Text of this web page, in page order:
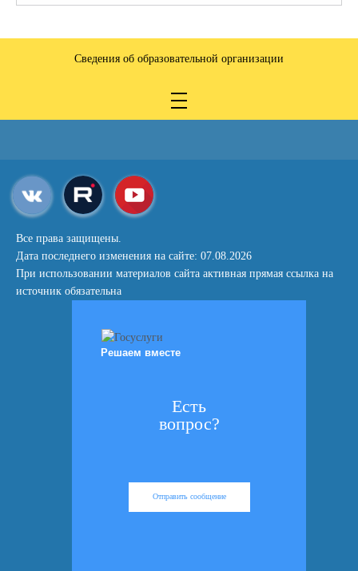
Сведения об образовательной организации
Все права защищены.
Дата последнего изменения на сайте: 07.08.2026
При использовании материалов сайта активная прямая ссылка на
источник обязательна
Решаем вместе
Есть
вопрос?
Отправить сообщение